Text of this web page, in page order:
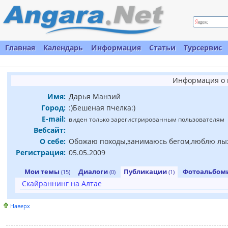
Главная Календарь Информация Статьи Турсервис
Информация о
Имя: Дарья Манзий
Город: :)Бешеная пчелка:)
E-mail: виден только зарегистрированным пользователям
Вебсайт:
О себе: Обожаю походы,занимаюсь бегом,люблю
Регистрация: 05.05.2009
Мои темы (15) Диалоги (0) Публикации (1)
Скайраннинг на Алтае
Наверх